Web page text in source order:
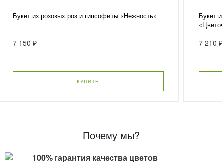
Букет из розовых роз и гипсофилы «Нежность»
7 150 ₽
КУПИТЬ
Букет
7 210
Почему мы?
100% гарантия качества цветов